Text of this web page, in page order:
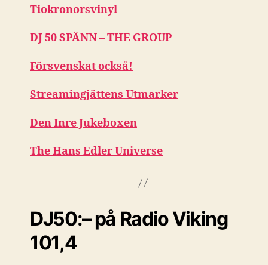
Tiokronorsvinyl
DJ 50 SPÄNN – THE GROUP
Försvenskat också!
Streamingjättens Utmarker
Den Inre Jukeboxen
The Hans Edler Universe
DJ50:– på Radio Viking
101,4